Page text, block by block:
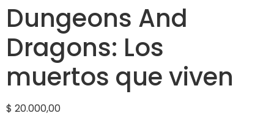
Dungeons And
Dragons: Los
muertos que viven
$ 20.000,00